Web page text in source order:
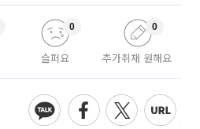
슬퍼요
0
추가취재 원해요
0